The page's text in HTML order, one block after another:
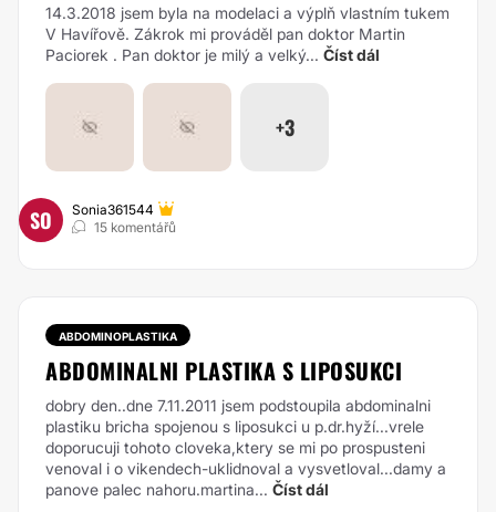
14.3.2018 jsem byla na modelaci a výplň vlastním tukem
V Havířově. Zákrok mi prováděl pan doktor Martin
Paciorek . Pan doktor je milý a velký... Číst dál
+3
SO
Sonia361544
15 komentářů
ABDOMINOPLASTIKA
ABDOMINALNI PLASTIKA S LIPOSUKCI
dobry den..dne 7.11.2011 jsem podstoupila abdominalni
plastiku bricha spojenou s liposukci u p.dr.hyží...vrele
doporucuji tohoto cloveka,ktery se mi po prospusteni
venoval i o vikendech-uklidnoval a vysvetloval...damy a
panove palec nahoru.martina... Číst dál